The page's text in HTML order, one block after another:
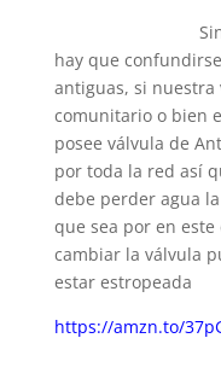
hay que
antiguas, si
comunitario o bien
posee válvula de
por toda la red así
debe perder agua
que sea por en
cambiar la válvula
estar estropeada
https://amzn.to/